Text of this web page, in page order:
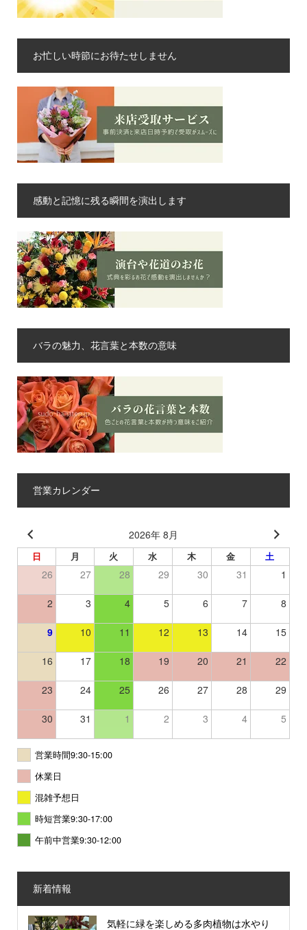
お忙しい時節にお待たせしません
感動と記憶に残る瞬間を演出します
バラの魅力、花言葉と本数の意味
営業カレンダー
2026年 8月
日 月 火 水 木 金 土
26 27 28 29 30 31 1
2 3 4 5 6 7 8
9 10 11 12 13 14 15
16 17 18 19 20 21 22
23 24 25 26 27 28 29
30 31 1 2 3 4 5
営業時間9:30-15:00
休業日
混雑予想日
時短営業9:30-17:00
午前中営業9:30-12:00
新着情報
気軽に緑を楽しめる多肉植物は水やり